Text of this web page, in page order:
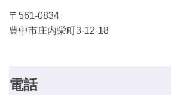
〒561-0834
豊中市庄内栄町3-12-18
電話